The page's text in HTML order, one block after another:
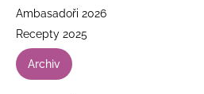
Ambasadoři 2026
Recepty 2025
Archiv